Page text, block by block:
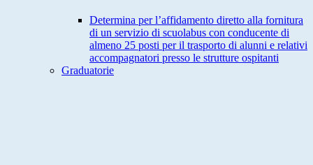
Determina per l’affidamento diretto alla fornitura
di un servizio di scuolabus con conducente di
almeno 25 posti per il trasporto di alunni e relativi
accompagnatori presso le strutture ospitanti
Graduatorie